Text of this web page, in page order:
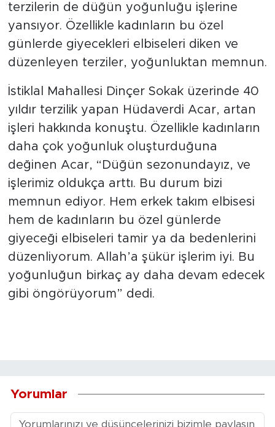
terzilerin de düğün yoğunluğu işlerine
yansıyor. Özellikle kadınların bu özel
günlerde giyecekleri elbiseleri diken ve
düzenleyen terziler, yoğunluktan memnun.
İstiklal Mahallesi Dinçer Sokak üzerinde 40
yıldır terzilik yapan Hüdaverdi Acar, artan
işleri hakkında konuştu. Özellikle kadınların
daha çok yoğunluk oluşturduğuna
değinen Acar, “Düğün sezonundayız, ve
işlerimiz oldukça arttı. Bu durum bizi
memnun ediyor. Hem erkek takım elbisesi
hem de kadınların bu özel günlerde
giyeceği elbiseleri tamir ya da bedenlerini
düzenliyorum. Allah’a şükür işlerim iyi. Bu
yoğunluğun birkaç ay daha devam edecek
gibi öngörüyorum” dedi.
Yorumlar